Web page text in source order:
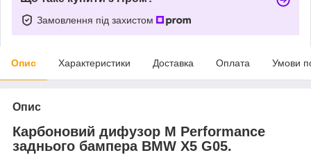
Замовлення під захистом
Опис Характеристики Доставка Оплата Умови
Опис
Карбоновий дифузор M Performance
заднього бампера BMW X5 G05.